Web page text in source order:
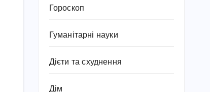
Гороскоп
Гуманітарні науки
Дієти та схуднення
Дім